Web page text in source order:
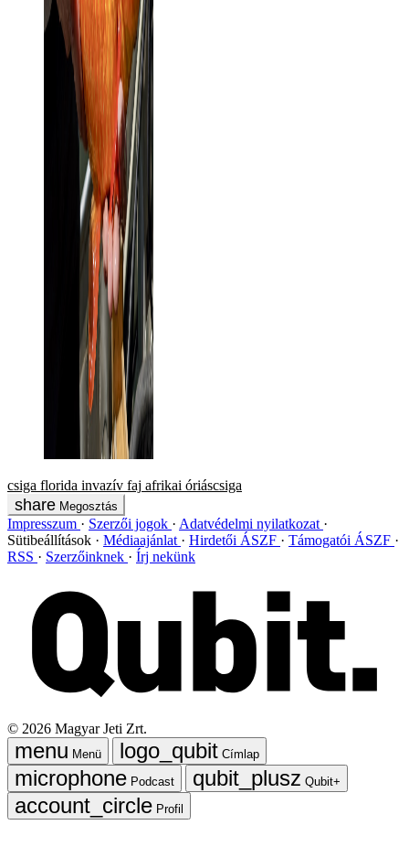
csiga florida invazív faj afrikai óriáscsiga
Megosztás
Impresszum Szerzői jogok
Adatvédelmi nyilatkozat
Sütibeállítások
Médiaajánlat Hirdetői ÁSZF
Támogatói ÁSZF
RSS
Szerzőinknek Írj nekünk
© 2026 Magyar Jeti Zrt.
Menü
Címlap
Podcast
Qubit+
Profil